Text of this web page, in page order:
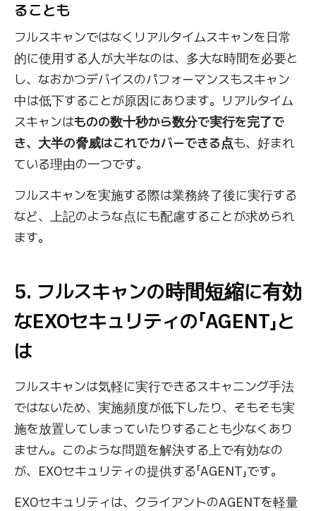
ることも
フルスキャンではなくリアルタイムスキャンを日常
的に使用する人が大半なのは、多大な時間を必要と
し、なおかつデバイスのパフォーマンスもスキャン
中は低下することが原因にあります。リアルタイム
スキャンはものの数十秒から数分で実行を完了で
き、大半の脅威はこれでカバーできる点も、好まれ
ている理由の一つです。
フルスキャンを実施する際は業務終了後に実行する
など、上記のような点にも配慮することが求められ
ます。
5. フルスキャンの時間短縮に有効
なEXOセキュリティの「AGENT」と
は
フルスキャンは気軽に実行できるスキャニング手法
ではないため、実施頻度が低下したり、そもそも実
施を放置してしまっていたりすることも少なくあり
ません。このような問題を解決する上で有効なの
が、EXOセキュリティの提供する「AGENT」です。
EXOセキュリティは、クライアントのAGENTを軽量